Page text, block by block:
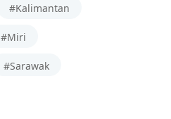
#Kalimantan
#Miri
#Sarawak